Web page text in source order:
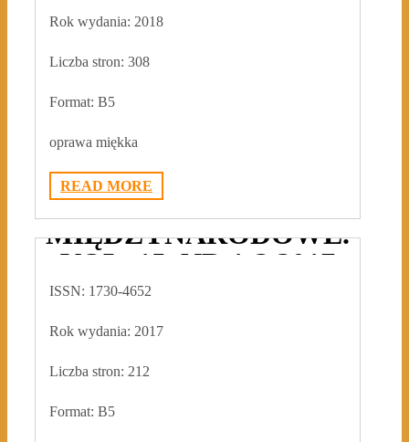
2018-11-14
Rok wydania: 2018
Liczba stron: 308
Format: B5
oprawa miękka
READ MORE
GDAŃSKIE STUDIA
MIĘDZYNARODOWE.
VOL. 15, NR 1-2 2017
2018-07-11
ISSN: 1730-4652
Rok wydania: 2017
Liczba stron: 212
Format: B5